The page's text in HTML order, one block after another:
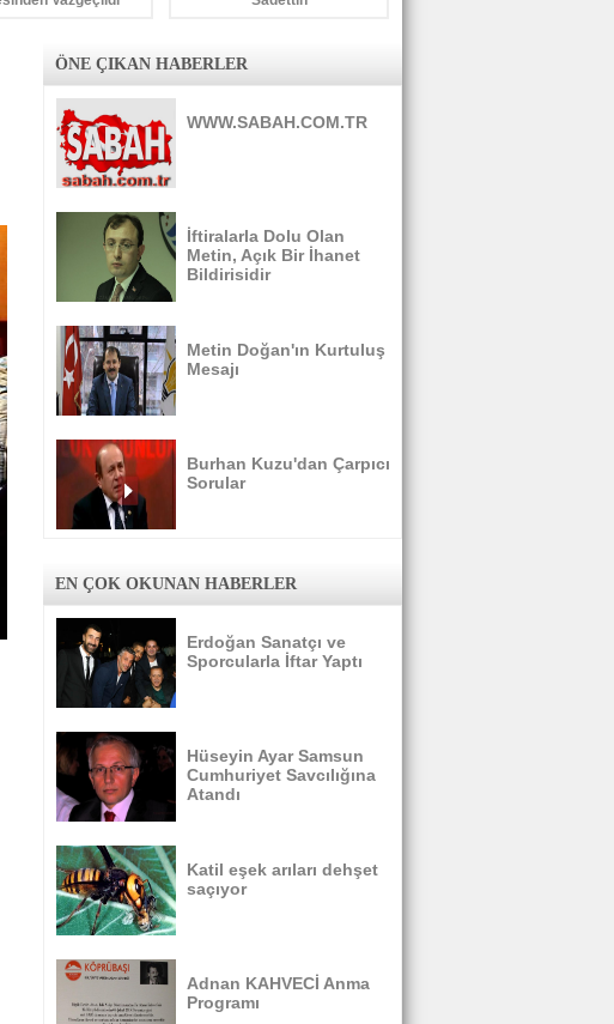
ÖNE ÇIKAN HABERLER
WWW.SABAH.COM.TR
İftiralarla Dolu Olan
Metin, Açık Bir İhanet
Bildirisidir
Metin Doğan'ın Kurtuluş
Mesajı
Burhan Kuzu'dan Çarpıcı
Sorular
EN ÇOK OKUNAN HABERLER
Erdoğan Sanatçı ve
Sporcularla İftar Yaptı
Hüseyin Ayar Samsun
Cumhuriyet Savcılığına
Atandı
Katil eşek arıları dehşet
saçıyor
Adnan KAHVECİ Anma
Programı